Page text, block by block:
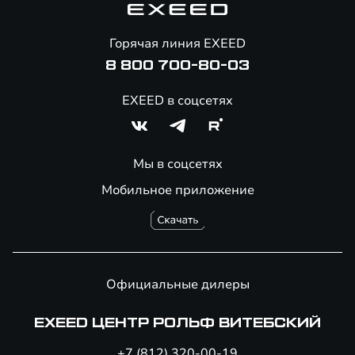
Помощь на дорогах
Специальные предложения
Мобильное приложение
Горячая линия EXEED
8 800 700-80-03
EXEED в соцсетях
Мы в соцсетях
Официальные дилеры
EXEED ЦЕНТР РОЛЬФ ВИТЕБСКИЙ